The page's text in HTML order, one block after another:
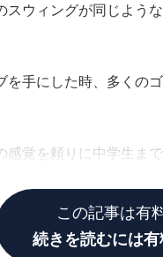
スウィングが同じよう
を手にした時、多くの
感覚を頼りに中学生ま
この記事は有
続きを読むには